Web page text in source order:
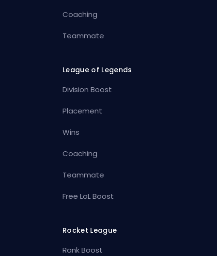
Coaching
Teammate
League of Legends
Division Boost
Placement
Wins
Coaching
Teammate
Free LoL Boost
Rocket League
Rank Boost